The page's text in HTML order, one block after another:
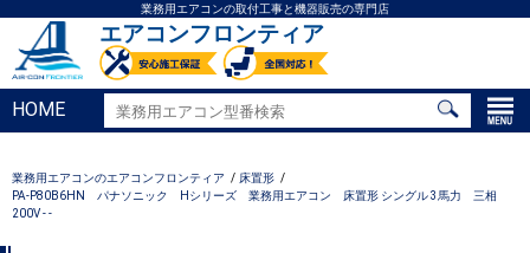
業務用エアコンの取付工事と機器販売の専門店
エアコンフロンティア
HOME
業務用エアコンのエアコンフロンティア
床置形
PA-P80B6HN パナソニック Hシリーズ 業務用エアコン 床置形 シングル 3馬力 三相
200V - -